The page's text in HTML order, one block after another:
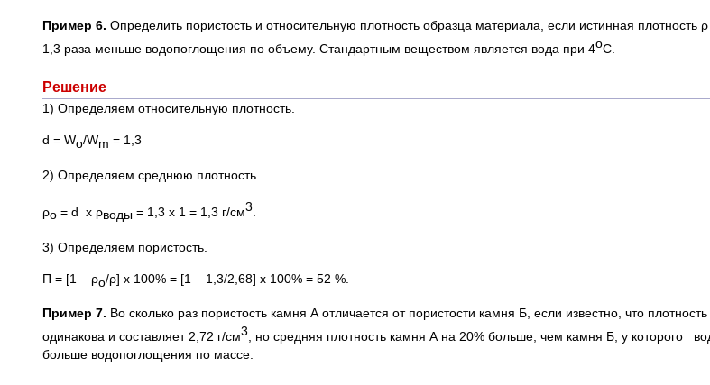
Пример 6. Определить пористость и относительную плотность образца материала, если истинная плотность
1,3 раза меньше водопоглощения по объему. Стандартным веществом является вода при 4оС.
Решение
1) Определяем относительную плотность.
d = Wo/Wm = 1,3
2) Определяем среднюю плотность.
ρo = d х ρводы = 1,3 x 1 = 1,3 г/см3
3) Определяем пористость.
П = [1 – ρо/ρ] х 100% = [1 – 1,3/2,68] х 100% = 52 %.
Пример 7. Во сколько раз пористость камня А отличается от пористости камня Б, если известно, что
одинакова и составляет 2,72 г/см3 , но средняя плотность камня А на 20% больше, чем камня Б, у которого
больше водопоглощения по массе.